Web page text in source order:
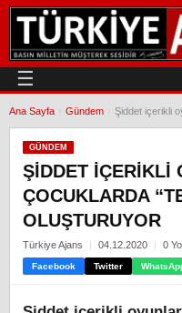
☰
Ana Sayfa Gündem Şiddet içerikli
GÜNDEM
ŞIDDET IÇERIKLI
ÇOCUKLARDA
OLUŞTURUYOR
Türkiye Ajans 04.12.2020 0
Facebook Twitter